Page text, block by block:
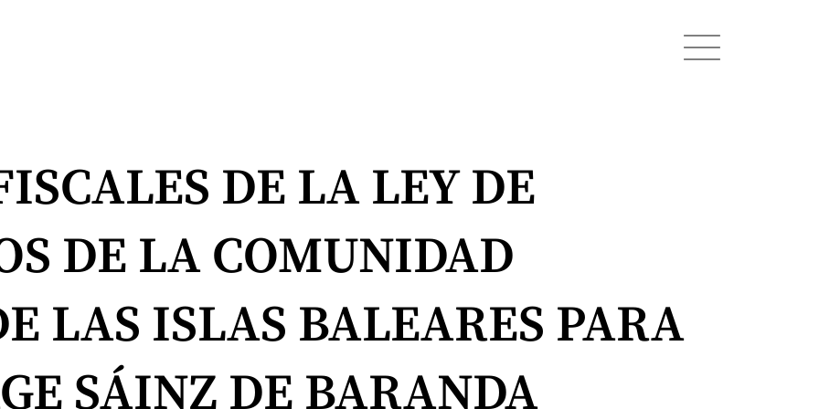
DE LA LEY DE
DE LA COMUNIDAD
LAS ISLAS BALEARES PARA
SÁINZ DE BARANDA